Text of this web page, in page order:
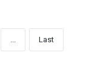
... Last